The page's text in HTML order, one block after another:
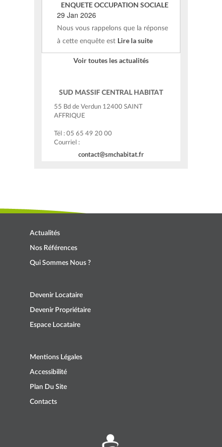
ENQUETE OCCUPATION SOCIALE
29 Jan 2026
Nous vous rappelons que la réponse
à cette enquête est Lire la suite
Voir toutes les actualités
SUD MASSIF CENTRAL HABITAT
55 Bd de Verdun 12400 SAINT
AFFRIQUE
Tél : 05 65 49 20 00
Courriel :
contact@smchabitat.fr
Actualités
Nos Références
Qui Sommes Nous ?
Devenir Locataire
Devenir Propriétaire
Espace Locataire
Mentions Légales
Accessibilité
Plan Du Site
Contacts